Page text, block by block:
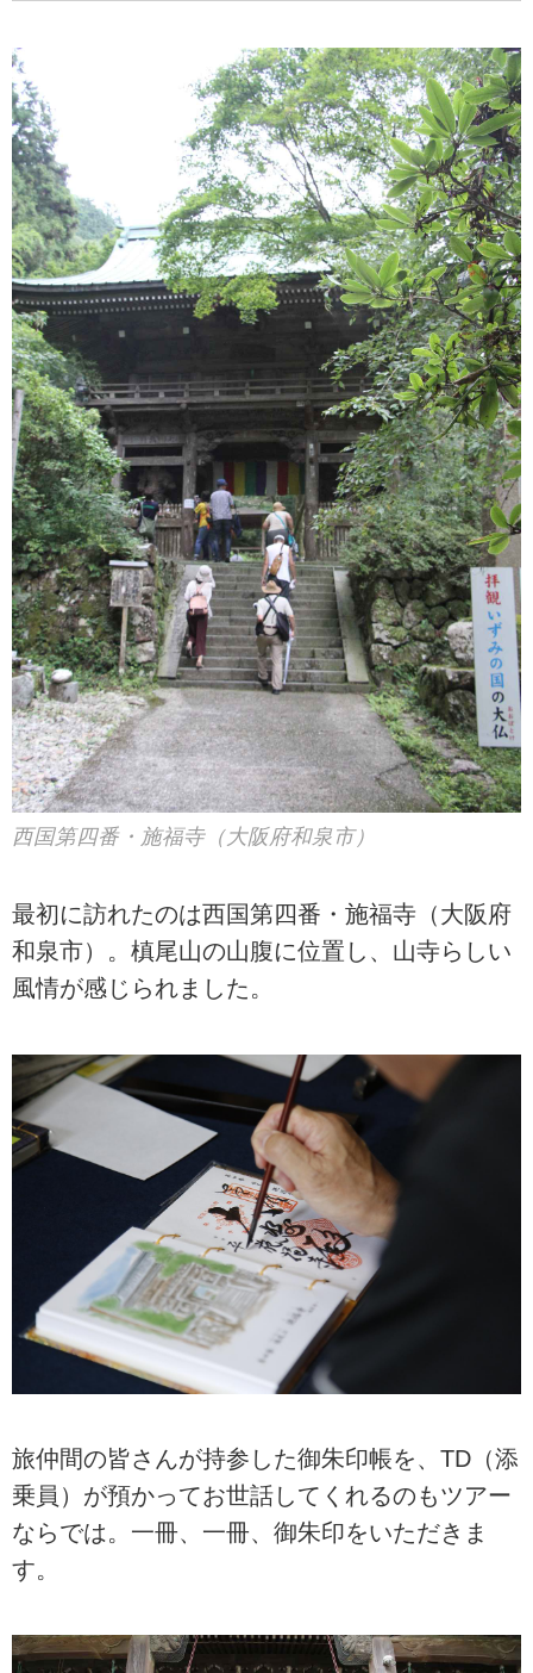
【G4431】＜テーマのある旅＞『
期間限定の特別記念朱印を集めよ
う！ 第1回 桜朱印の 「紀三井寺」
童男さんのご朱印「粉河寺」』
【天王寺・新大阪出発】好評につ
き追加設定！の紹介をしていま
す。
西国第四番・施福寺（大阪府和泉市）
最初に訪れたのは西国第四番・施福寺（大阪府
和泉市）。槙尾山の山腹に位置し、山寺らしい
風情が感じられました。
旅仲間の皆さんが持参した御朱印帳を、TD（添
乗員）が預かってお世話してくれるのもツアー
ならでは。一冊、一冊、御朱印をいただきま
す。